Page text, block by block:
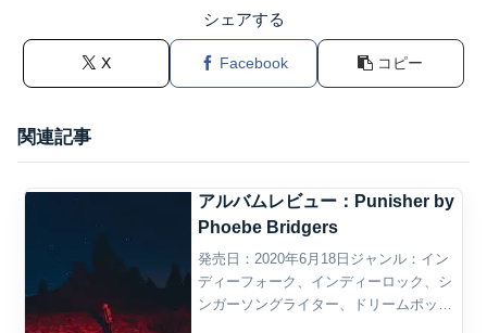
シェアする
X Facebook コピー
関連記事
アルバムレビュー：Punisher by
Phoebe Bridgers
発売日：2020年6月18日ジャンル：イン
ディーフォーク、インディーロック、シ
ンガーソングライター、ドリームポッ